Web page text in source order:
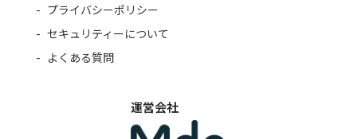
運営会社
プライバシーポリシー
セキュリティーについて
よくある質問